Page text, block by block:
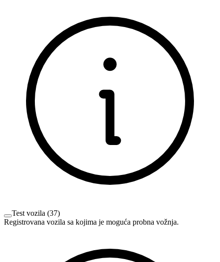
Test vozila (37)
Registrovana vozila sa kojima je moguća probna vožnja.